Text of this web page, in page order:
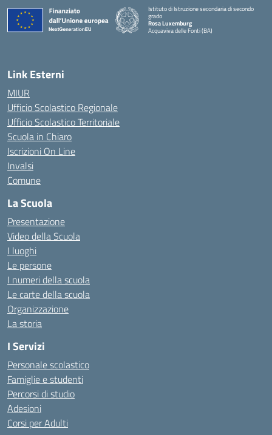
Istituto di Istruzione secondaria di secondo
grado
Rosa Luxemburg
Acquaviva delle Fonti (BA)
Link Esterni
MIUR
Ufficio Scolastico Regionale
Ufficio Scolastico Territoriale
Scuola in Chiaro
Iscrizioni On Line
Invalsi
Comune
La Scuola
Presentazione
Video della Scuola
I luoghi
Le persone
I numeri della scuola
Le carte della scuola
Organizzazione
La storia
I Servizi
Personale scolastico
Famiglie e studenti
Percorsi di studio
Adesioni
Corsi per Adulti